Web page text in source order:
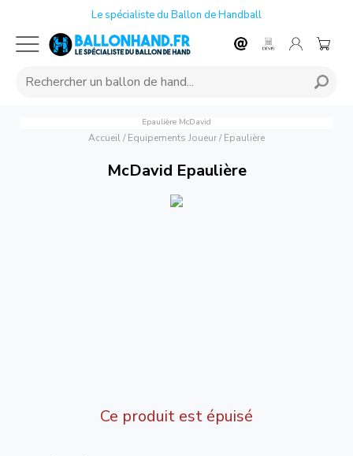
Le spécialiste du Ballon de Handball
Epaulière McDavid
Accueil/ Equipements Joueur/ Epaulière
McDavid Epaulière
Ce produit est épuisé